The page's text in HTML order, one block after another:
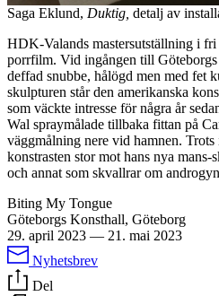
Saga Eklund, Duktig, detalj av
HDK-Valands mastersutställning i
porrfilm. Vid ingången till
deffad snubbe, hålögd men med fet
skulpturen står den amerikanska
som väckte intresse för några år
Wal spraymålade tillbaka fittan på
väggmålning nere vid hamnen. Trots
konstrasten stor mot hans nya
och annat som skvallrar om
Biting My Tongue
Göteborgs Konsthall, Göteborg
29. april 2023 — 21. mai 2023
Nyhetsbrev
Del